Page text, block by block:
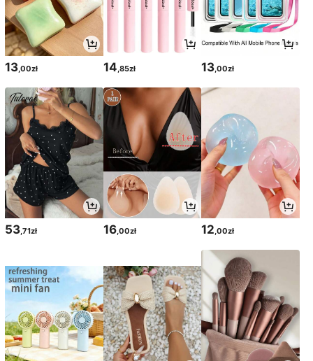
13 ,00zł 14 ,85zł 13 ,00zł
53,71zł 16,00zł 12,00zł